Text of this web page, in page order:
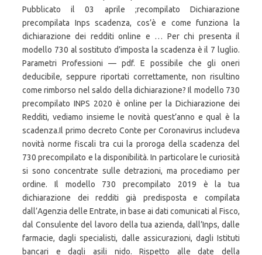
Pubblicato il 03 aprile ;recompilato Dichiarazione
precompilata Inps scadenza, cos’è e come funziona la
dichiarazione dei redditi online e … Per chi presenta il
modello 730 al sostituto d’imposta la scadenza è il 7 luglio.
Parametri Professioni — pdf. E possibile che gli oneri
deducibile, seppure riportati correttamente, non risultino
come rimborso nel saldo della dichiarazione? Il modello 730
precompilato INPS 2020 è online per la Dichiarazione dei
Redditi, vediamo insieme le novità quest’anno e qual è la
scadenza.Il primo decreto Conte per Coronavirus includeva
novità norme fiscali tra cui la proroga della scadenza del
730 precompilato e la disponibilità. In particolare le curiosità
si sono concentrate sulle detrazioni, ma procediamo per
ordine. Il modello 730 precompilato 2019 è la tua
dichiarazione dei redditi già predisposta e compilata
dall’Agenzia delle Entrate, in base ai dati comunicati al Fisco,
dal Consulente del lavoro della tua azienda, dall’Inps, dalle
farmacie, dagli specialisti, dalle assicurazioni, dagli Istituti
bancari e dagli asili nido. Rispetto alle date della